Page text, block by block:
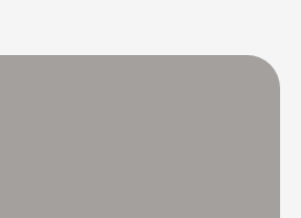
single, Ora, Cardi, Charli XCX ve
LGBT müzisyenlerin birçoğu, şarkıyı
daha fazla zarar verdiği" gerekçesi